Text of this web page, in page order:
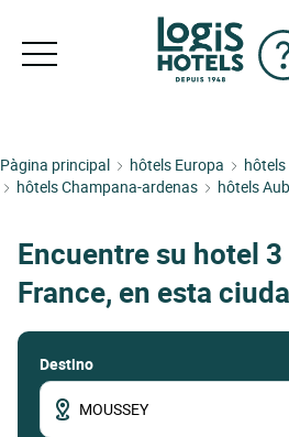
Pàgina principal hôtels Europa
hôtels Champana-ardenas
hôtels
Encuentre su hotel
France, en esta
Destino